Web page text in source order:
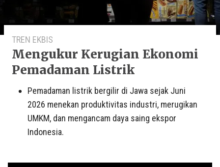
TREN EKBIS
Mengukur Kerugian Ekonomi
Pemadaman Listrik
Pemadaman listrik bergilir di Jawa sejak Juni
2026 menekan produktivitas industri, merugikan
UMKM, dan mengancam daya saing ekspor
Indonesia.